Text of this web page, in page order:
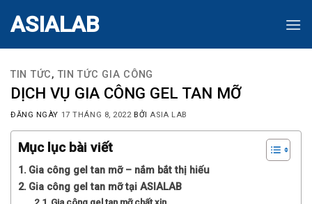
ASIALAB
TIN TỨC,TIN TỨC GIA CÔNG
DỊCH VỤ GIA CÔNG GEL TAN MỠ
ĐĂNG NGÀY 17 THÁNG 8, 2022BỞIASIA LAB
Mục lục bài viết
Gia công gel tan mỡ – nắm bắt thị hiếu
Gia công gel tan mỡ tại ASIALAB